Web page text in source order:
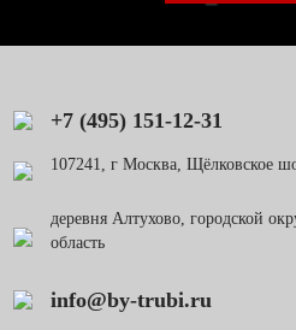
+7 (495) 151-12-31
107241, г Москва, Щёлковское
деревня Алтухово, городской
область
info@by-trubi.ru